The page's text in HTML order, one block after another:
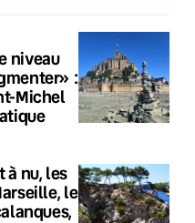
niveau
:
Michel
à nu, les
le